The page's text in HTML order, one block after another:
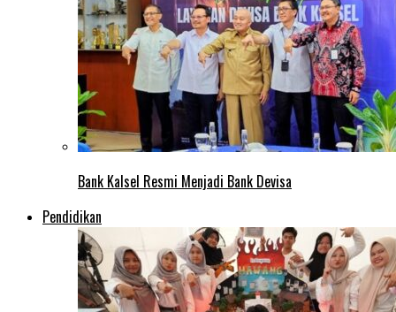
Bank Kalsel Resmi Menjadi Bank Devisa
Pendidikan